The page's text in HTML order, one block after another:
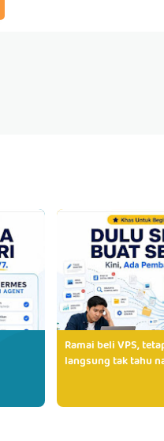
Ramai beli VPS,
langsung tak tahu